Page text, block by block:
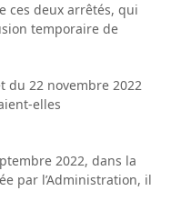
ces deux arrêtés, qui
temporaire de
du 22 novembre 2022
elles
2022, dans la
par l’Administration, il